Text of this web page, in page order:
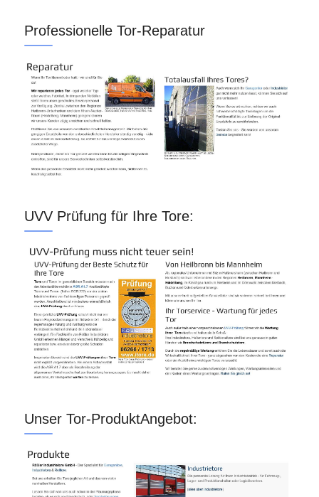
Professionelle Tor-Reparatur
UVV Prüfung für Ihre Tore:
Unser Tor-ProduktAngebot: